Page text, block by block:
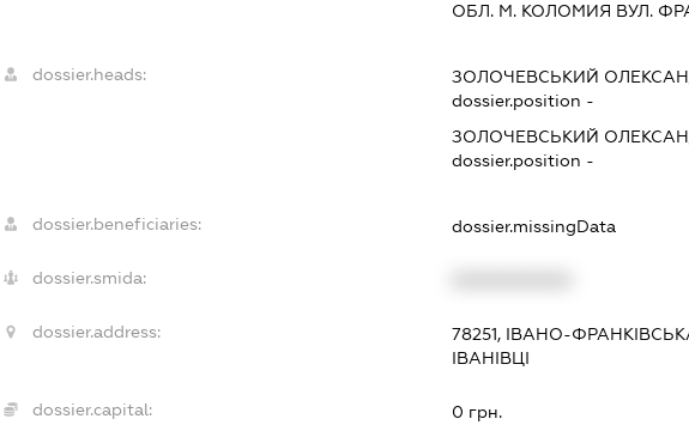
ОБЛ. М. КОЛОМИЯ ВУЛ.
dossier.heads: ЗОЛОЧЕВСЬКИЙ
dossier.position -
ЗОЛОЧЕВСЬКИЙ
dossier.position -
dossier.beneficiaries: dossier.missingData
dossier.smida:
dossier.address:
78251, ІВАНО-
ІВАНІВЦІ
dossier.capital: 0 грн.